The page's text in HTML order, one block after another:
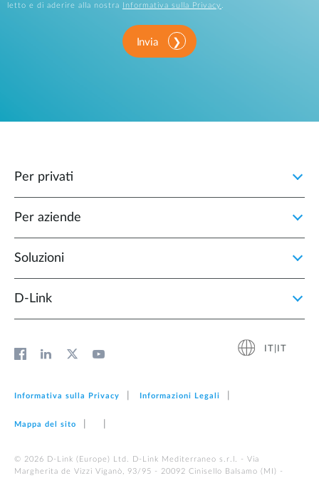
letto e di aderire alla nostra
Informativa sulla Privacy
Invia
Per privati
Per aziende
Soluzioni
D‑Link
IT|IT
Informativa sulla Privacy Informazioni Legali
Mappa del sito
© 2026 D‑Link (Europe) Ltd. D-Link Mediterraneo s.r.l. - Via
Margherita de Vizzi Viganò, 93/95 - 20092 Cinisello Balsamo (MI) -